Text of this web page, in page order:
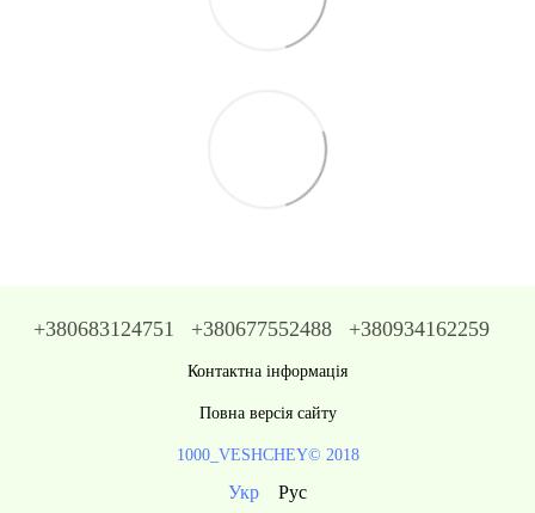
+380683124751 +380677552488 +380934162259
Контактна інформація
Повна версія сайту
1000_VESHCHEY© 2018
Укр Рус